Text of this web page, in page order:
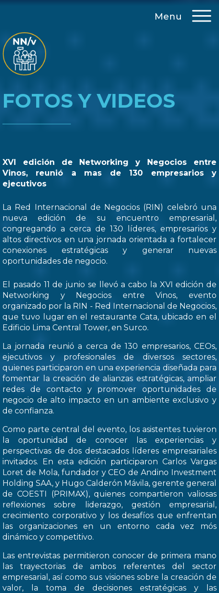
Menu
FOTOS Y VIDEOS
XVI edición de Networking y Negocios entre
Vinos, reunió a mas de 130 empresarios y
ejecutivos
La Red Internacional de Negocios (RIN) celebró una
nueva edición de su encuentro empresarial,
congregando a cerca de 130 líderes, empresarios y
altos directivos en una jornada orientada a fortalecer
conexiones estratégicas y generar nuevas
oportunidades de negocio.
El pasado 11 de junio se llevó a cabo la XVI edición de
Networking y Negocios entre Vinos, evento
organizado por la RIN - Red Internacional de Negocios,
que tuvo lugar en el restaurante Cata, ubicado en el
Edificio Lima Central Tower, en Surco.
La jornada reunió a cerca de 130 empresarios, CEOs,
ejecutivos y profesionales de diversos sectores,
quienes participaron en una experiencia diseñada para
fomentar la creación de alianzas estratégicas, ampliar
redes de contacto y promover oportunidades de
negocio de alto impacto en un ambiente exclusivo y
de confianza.
Como parte central del evento, los asistentes tuvieron
la oportunidad de conocer las experiencias y
perspectivas de dos destacados líderes empresariales
invitados. En esta edición participaron Carlos Vargas
Loret de Mola, fundador y CEO de Andino Investment
Holding SAA, y Hugo Calderón Mávila, gerente general
de COESTI (PRIMAX), quienes compartieron valiosas
reflexiones sobre liderazgo, gestión empresarial,
crecimiento corporativo y los desafíos que enfrentan
las organizaciones en un entorno cada vez mós
dinámico y competitivo.
Las entrevistas permitieron conocer de primera mano
las trayectorias de ambos referentes del sector
empresarial, así como sus visiones sobre la creación de
valor, la toma de decisiones estratégicas y las